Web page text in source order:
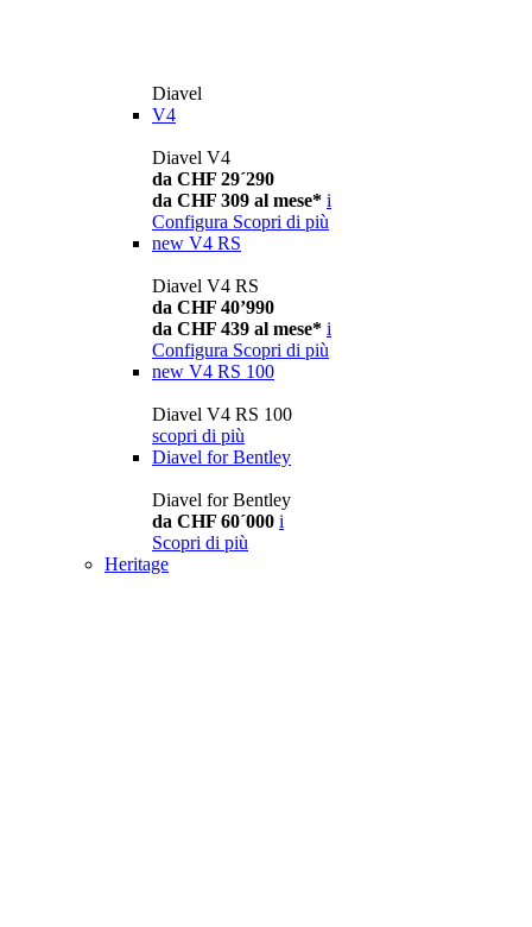
Diavel
V4
Diavel V4
da CHF 29´290
da CHF 309 al mese* i
Configura Scopri di più
new V4 RS
Diavel V4 RS
da CHF 40’990
da CHF 439 al mese* i
Configura Scopri di più
new V4 RS 100
Diavel V4 RS 100
scopri di più
Diavel for Bentley
Diavel for Bentley
da CHF 60´000 i
Scopri di più
Heritage